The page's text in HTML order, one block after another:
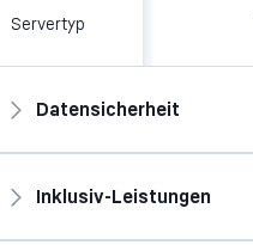
Servertyp
Datensicherheit
Inklusiv-Leistungen